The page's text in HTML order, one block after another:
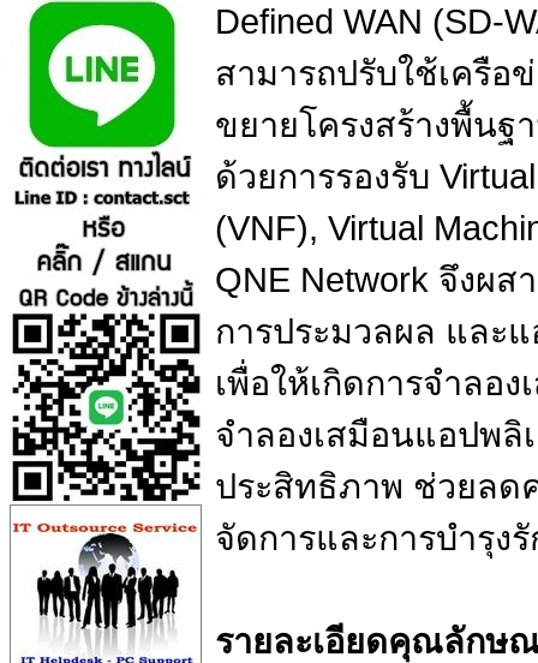
Defined WAN (SD-
สามารถปรับใช้เครือ
ขยายโครงสร้างพื้นฐ
ด้วยการรองรับ
(VNF), Virtual
QNE Network จึงผส
การประมวลผล และ
เพื่อให้เกิดการจำลอ
จำลองเสมือนแอปพลิ
ประสิทธิภาพ ช่วยลด
จัดการและการบำรุง
รายละเอียดคุณลักษ